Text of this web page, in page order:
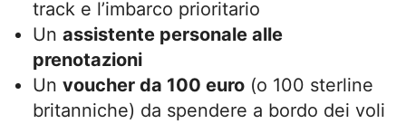
track e l’imbarco prioritario
Un assistente personale alle
prenotazioni
Un voucher da 100 euro (o 100 sterline
britanniche) da spendere a bordo dei voli